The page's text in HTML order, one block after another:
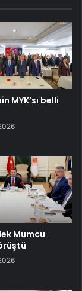
MYK’sı belli
Mumcu